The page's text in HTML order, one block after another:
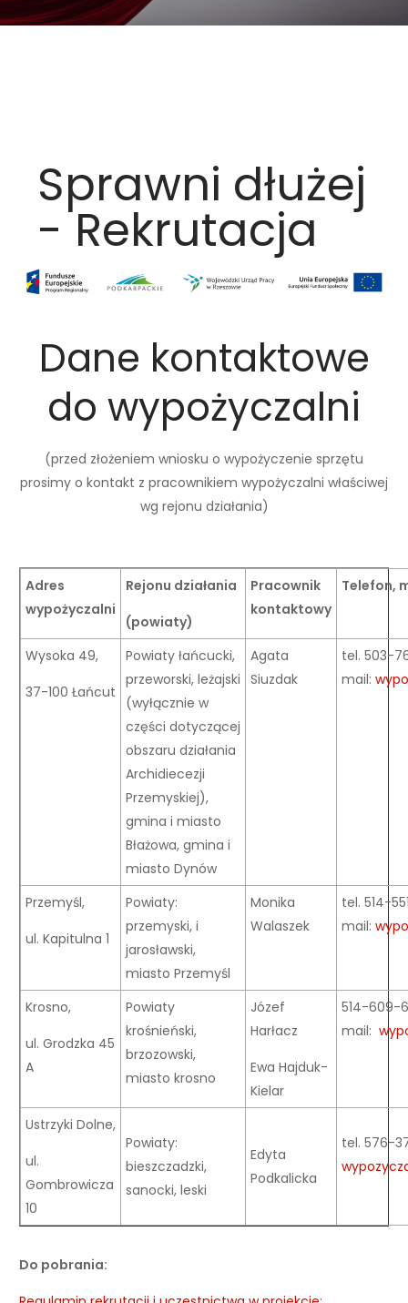
Sprawni dłużej
- Rekrutacja
Dane kontaktowe
do wypożyczalni
(przed złożeniem wniosku o wypożyczenie sprzętu
prosimy o kontakt z pracownikiem wypożyczalni właściwej
wg rejonu działania)
Adres
wypożyczalni
Rejonu działania
(powiaty)
Pracownik
kontaktowy
Telefon,
Wysoka 49,
37-100 Łańcut
Powiaty łańcucki,
przeworski, leżajski
(wyłącznie w
części dotyczącej
obszaru działania
Archidiecezji
Przemyskiej),
gmina i miasto
Błażowa, gmina i
miasto Dynów
Agata
Siuzdak
tel. 503-
mail:
Przemyśl,
ul. Kapitulna 1
Powiaty:
przemyski, i
jarosławski,
miasto Przemyśl
Monika
Walaszek
tel. 514-
mail:
Krosno,
ul. Grodzka 45
A
Powiaty
krośnieński,
brzozowski,
miasto krosno
Józef
Harłacz
Ewa Hajduk-
Kielar
514-609-
mail:
Ustrzyki Dolne,
ul.
Gombrowicza
10
Powiaty:
bieszczadzki,
sanocki, leski
Edyta
Podkalicka
tel. 576-
Do pobrania: